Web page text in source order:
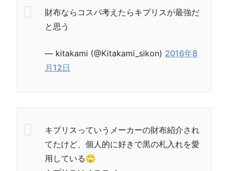
財布ならコスパ考えたらキプリスが最強だ
と思う
— kitakami (@Kitakami_sikon) 2016年8
月12日
キプリスっていうメーカーの財布紹介され
てたけど、個人的に好きで黒の札入れを愛
用している🙄